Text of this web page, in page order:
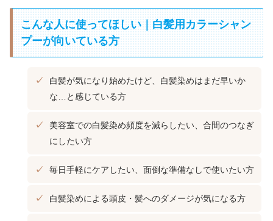
こんな人に使ってほしい｜白髪用カラーシャン
プーが向いている方
白髪が気になり始めたけど、白髪染めはまだ早いか
な…と感じている方
美容室での白髪染め頻度を減らしたい、合間のつなぎ
にしたい方
毎日手軽にケアしたい、面倒な準備なしで使いたい方
白髪染めによる頭皮・髪へのダメージが気になる方